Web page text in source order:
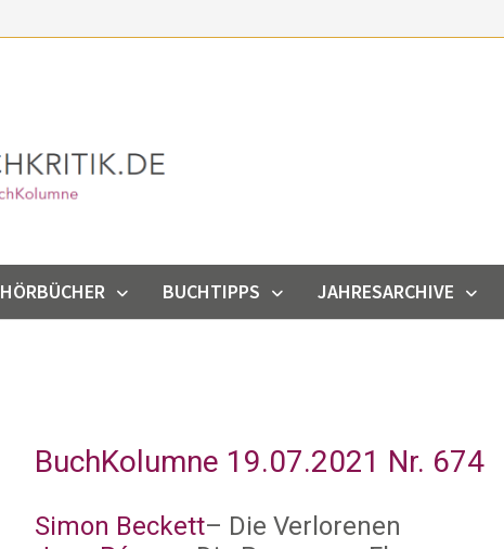
HÖRBÜCHER BUCHTIPPS JAHRESARCHIVE
BuchKolumne 19.07.2021 Nr. 674
Simon Beckett– Die Verlorenen